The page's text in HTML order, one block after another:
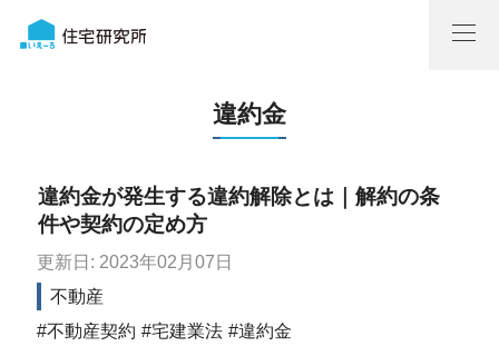
違約金
違約金が発生する違約解除とは｜解約の条
件や契約の定め方
更新日: 2023年02月07日
不動産
不動産契約
宅建業法 違約金